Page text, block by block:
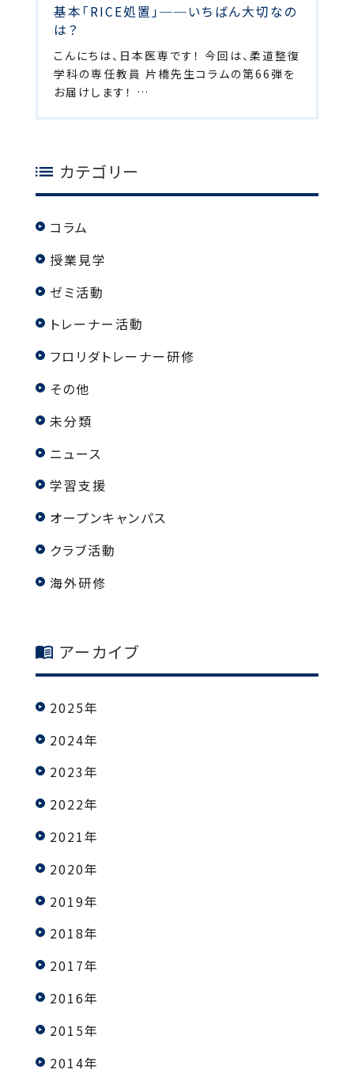
基本「RICE処置」──いちばん大切なの
は？
こんにちは、日本医専です！ 今回は、柔道整復
学科の専任教員 片橋先生コラムの第66弾を
お届けします！ …
カテゴリー
コラム
授業見学
ゼミ活動
トレーナー活動
フロリダトレーナー研修
その他
未分類
ニュース
学習支援
オープンキャンパス
クラブ活動
海外研修
アーカイブ
2025年
2024年
2023年
2022年
2021年
2020年
2019年
2018年
2017年
2016年
2015年
2014年